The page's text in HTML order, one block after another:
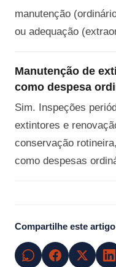
manutenção
ou adequação
Manutenção de
como despesa
Sim. Inspeções
extintores e
conservação
como despesas
Compartilhe este artigo